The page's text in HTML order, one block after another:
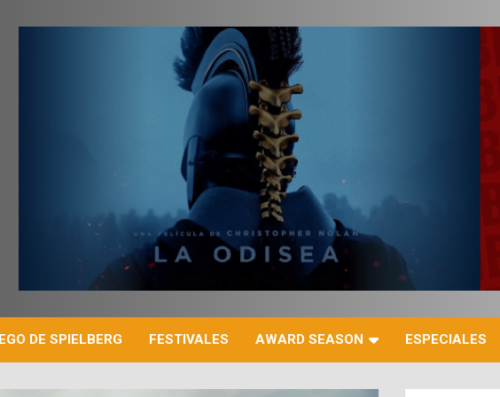
DE SPIELBERG FESTIVALES AWARD SEASON ESPECIALES